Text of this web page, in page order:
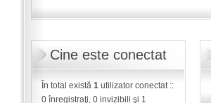
Cine este conectat
În total există 1utilizator conectat ::
0 înregistraţi, 0 invizibili şi 1